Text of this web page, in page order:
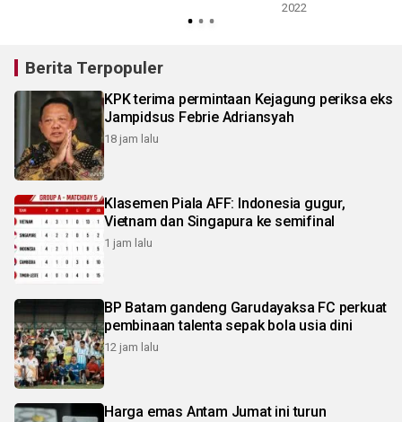
2022
Berita Terpopuler
KPK terima permintaan Kejagung periksa eks
Jampidsus Febrie Adriansyah
18 jam lalu
Klasemen Piala AFF: Indonesia gugur,
Vietnam dan Singapura ke semifinal
1 jam lalu
BP Batam gandeng Garudayaksa FC perkuat
pembinaan talenta sepak bola usia dini
12 jam lalu
Harga emas Antam Jumat ini turun